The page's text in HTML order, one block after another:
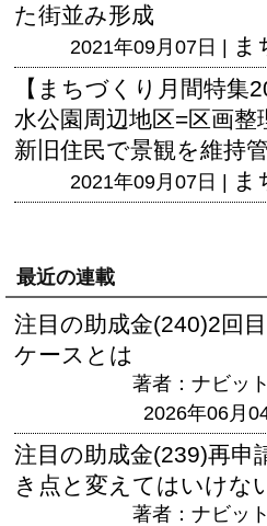
た街並み形成
2021年09月07日 | ま
【まちづくり月間特集
水公園周辺地区=区画整
新旧住民で景観を維持
2021年09月07日 | ま
最近の連載
注目の助成金(240)2回
ケースとは
著者：ナビッ
2026年06月
注目の助成金(239)再申
き点と変えてはいけな
著者：ナビッ